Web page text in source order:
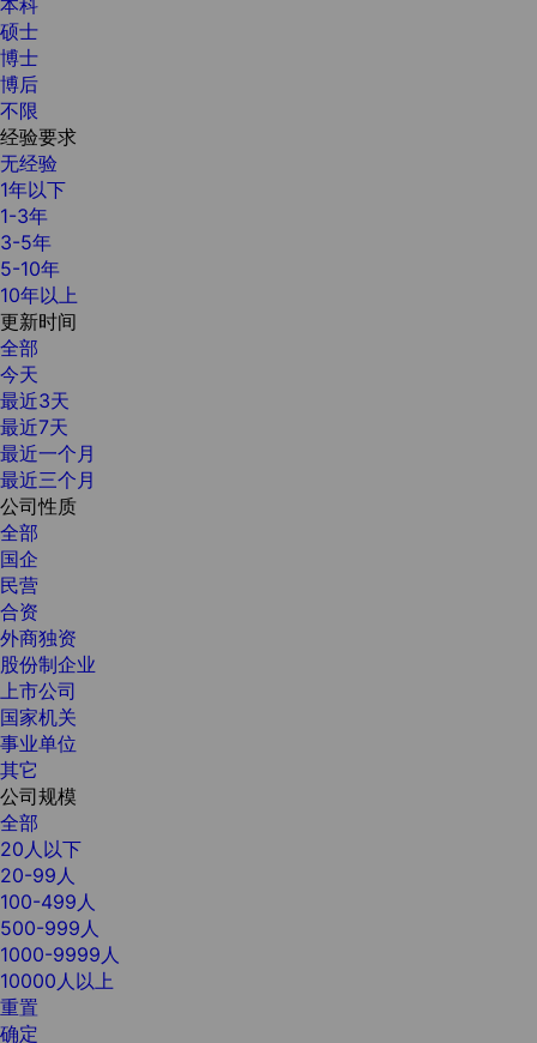
硕士
博士
博后
不限
经验要求
无经验
1年以下
1-3年
3-5年
5-10年
10年以上
更新时间
全部
今天
最近3天
最近7天
最近一个月
最近三个月
公司性质
全部
国企
民营
合资
外商独资
股份制企业
上市公司
国家机关
事业单位
其它
公司规模
全部
20人以下
20-99人
100-499人
500-999人
1000-9999人
10000人以上
重置
确定